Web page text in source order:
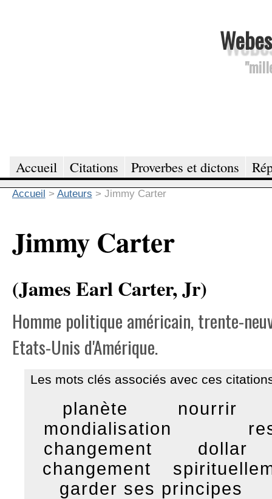
Accueil Citations Proverbes et dictons
Accueil > Auteurs > Jimmy Carter
Jimmy Carter
(James Earl Carter, Jr)
Homme politique américain, trente-
Etats-Unis d'Amérique.
Les mots clés associés avec ces
planète
nourrir
mondialisation
changement
dollar
changement
garder ses principes